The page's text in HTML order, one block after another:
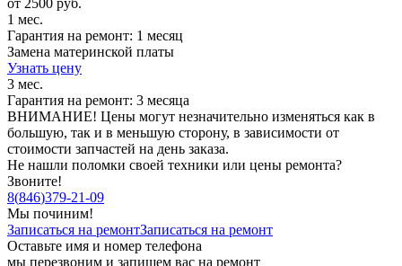
от 2500 руб.
1 мес.
Гарантия на ремонт: 1 месяц
Замена материнской платы
Узнать цену
3 мес.
Гарантия на ремонт: 3 месяца
ВНИМАНИЕ! Цены могут незначительно изменяться как в
большую, так и в меньшую сторону, в зависимости от
стоимости запчастей на день заказа.
Не нашли поломки своей техники или цены ремонта?
Звоните!
8(846)379-21-09
Мы починим!
Записаться на ремонтЗаписаться на ремонт
Оставьте имя и номер телефона
мы перезвоним и запишем вас на ремонт